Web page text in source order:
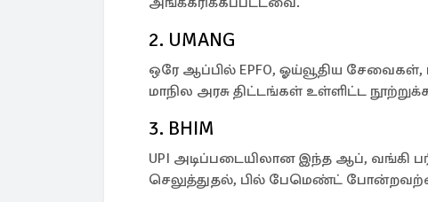
2. UMANG
ஒரே ஆப்பில் EPFO, ஓய்வூதிய சேவைகள்,
மாநில அரசு திட்டங்கள் உள்ளிட்ட
3. BHIM
UPI அடிப்படையிலான இந்த ஆப், வங்கி
செலுத்துதல், பில் பேமெண்ட்